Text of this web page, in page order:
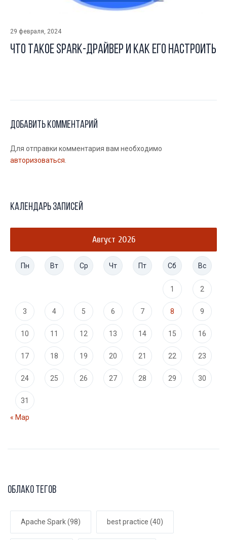
29 февраля, 2024
Что такое Spark-драйвер и как его настроить
Добавить комментарий
Для отправки комментария вам необходимо
авторизоваться
Календарь записей
Август 2026
Пн Вт Ср Чт Пт Сб Вс
1 2
3 4 5 6 7 8 9
10 11 12 13 14 15 16
17 18 19 20 21 22 23
24 25 26 27 28 29 30
31
« Мар
Облако тегов
Apache Spark(98) best practice (40)